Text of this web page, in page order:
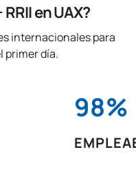
en UAX?
internacionales para
primer día.
98%